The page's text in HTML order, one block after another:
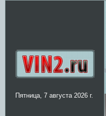
Пятница, 7 августа 2026 г.